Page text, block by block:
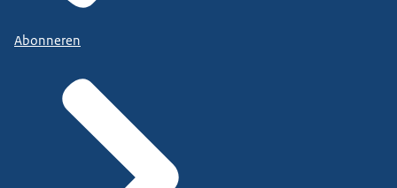
Abonneren